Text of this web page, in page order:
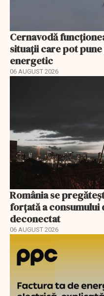
Cernavodă
situații care pot
energetic
06 AUGUST 2026
România se
forțată a consumului
deconectat
06 AUGUST 2026